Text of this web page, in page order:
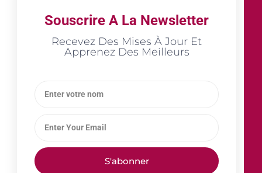
Souscrire A La Newsletter
Recevez Des Mises À Jour Et
Apprenez Des Meilleurs
S'abonner